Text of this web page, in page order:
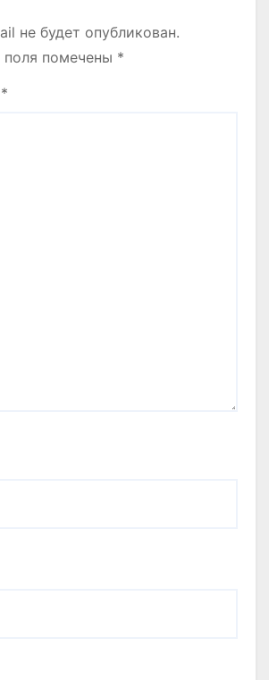
не будет опубликован.
поля помечены *
*